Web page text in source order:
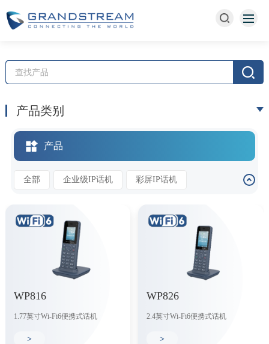
产品类别
产品
全部 企业级IP话机 彩屏IP话机
Wi-Fi话机
WP816
1.77英寸Wi-Fi6便携式话机
>
WP826
2.4英寸Wi-Fi6便携式话机
>